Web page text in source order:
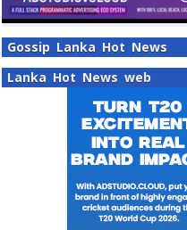
Gossip Lanka Hot News
Lanka Hot News web